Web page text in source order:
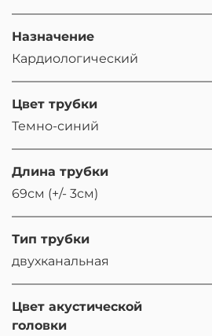
Назначение
Кардиологический
Цвет трубки
Темно-синий
Длина трубки
69см (+/- 3см)
Тип трубки
двухканальная
Цвет акустической
головки